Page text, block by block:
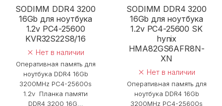
SODIMM DDR4 3200
16Gb для ноутбука
1.2v PC4-25600
KVR32S22S8/16
Нет в наличии
Оперативная память для
ноутбука DDR4 16Gb
3200MHz PC4-25600s
1.2v Планка памяти
DDR4 3200 16G...
SODIMM DDR4 3200
16Gb для ноутбука
1.2v PC4-25600 SK
hynix
HMA82GS6AFR8N-
XN
Нет в наличии
Оперативная память для
ноутбука DDR4 16Gb
3200MHz PC4-25600s